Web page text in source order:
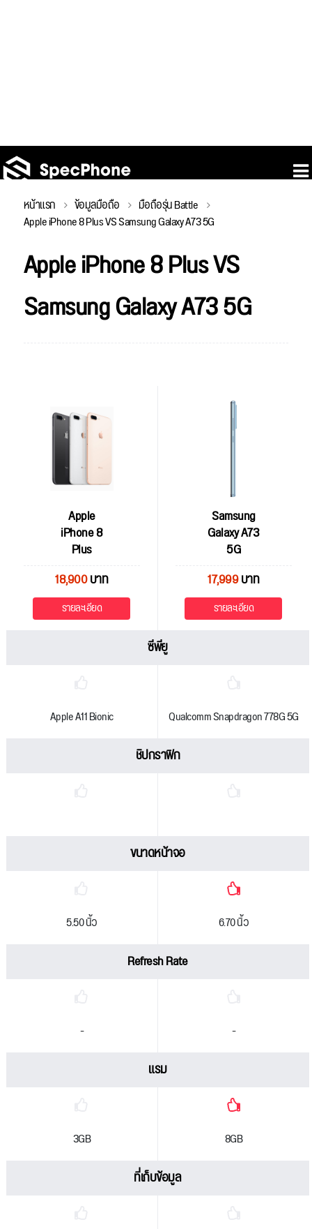
หน้าแรก ข้อมูลมือถือ มือถือรุ่น Battle
Apple iPhone 8 Plus VS Samsung Galaxy A73 5G
Apple iPhone 8 Plus VS
Samsung Galaxy A73 5G
Apple
iPhone 8
Plus
18,900บาท
รายละเอียด
Samsung
Galaxy A73
5G
17,999บาท
รายละเอียด
ซีพียู
Apple A11 Bionic Qualcomm Snapdragon 778G 5G
ชิปกราฟิก
ขนาดหน้าจอ
5.50 นิ้ว 6.70 นิ้ว
Refresh Rate
- -
แรม
3GB 8GB
ที่เก็บข้อมูล